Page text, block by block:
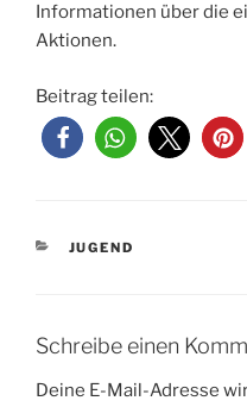
Informationen über die
Aktionen.
Beitrag teilen:
KATEGORIEN
JUGEND
Schreibe einen
Deine E-Mail-Adresse